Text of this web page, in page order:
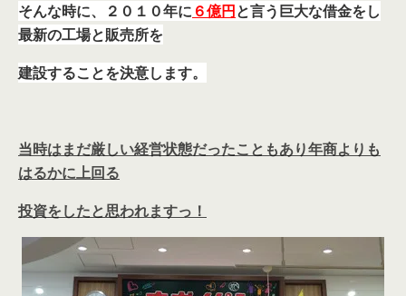
そんな時に、２０１０年に ６億円と言う巨大な借金をし
最新の工場と販売所を
建設することを決意します。
当時はまだ厳しい経営状態だったこともあり年商よりも
はるかに上回る
投資をしたと思われますっ！